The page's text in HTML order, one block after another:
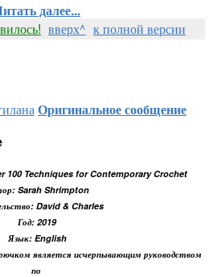
далее...
вверх^ к полной версии
Оригинальное сообщение
100 Techniques for Contemporary Crochet
Sarah Shrimpton
David & Charles
Год: 2019
Язык: English
является исчерпывающим руководством
по